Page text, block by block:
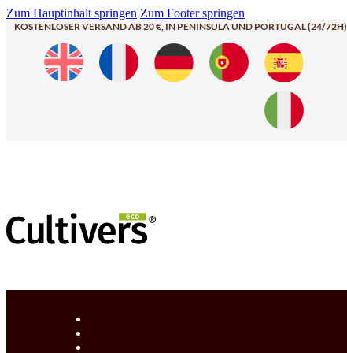
Zum Hauptinhalt springen Zum Footer springen
KOSTENLOSER VERSAND AB 20 €, IN PENINSULA UND PORTUGAL (24/72H)